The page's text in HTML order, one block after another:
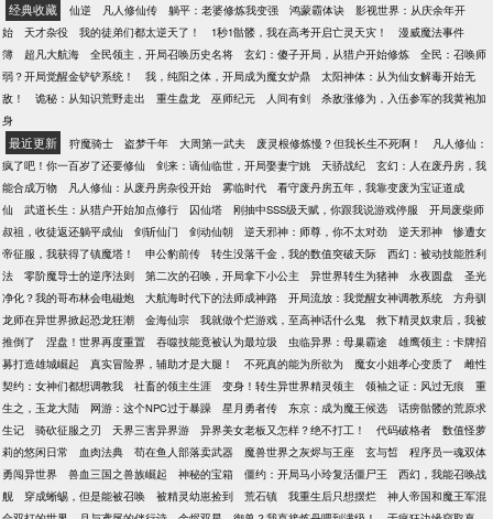
经典收藏 仙逆 凡人修仙传 躺平：老婆修炼我变强 鸿蒙霸体诀
影视世界：从庆余年开
始
天才杂役 我的徒弟们都太逆天了！ 1秒1骷髅，我在高考开启亡灵天灾！
漫威魔法事件
簿
超凡大航海 全民领主，开局召唤历史名将 玄幻：傻子开局，从猎户开始修炼
全民：召唤师
弱？开局觉醒金铲铲系统！
我，纯阳之体，开局成为魔女炉鼎
太阳神体：从为仙女解毒开始无
敌！
诡秘：从知识荒野走出 重生盘龙 巫师纪元 人间有剑
杀敌涨修为，入伍参军的我黄袍加
身
最近更新 狩魔骑士 盗梦千年 大周第一武夫 废灵根修炼慢？但我长生不死啊！
凡人修仙：
疯了吧！你一百岁了还要修仙
剑来：谪仙临世，开局娶妻宁姚 天骄战纪
玄幻：人在废丹房，我
能合成万物
凡人修仙：从废丹房杂役开始 雾临时代
看守废丹房五年，我靠变废为宝证道成
仙
武道长生：从猎户开始加点修行 囚仙塔 刚抽中SSS级天赋，你跟我说游戏停服
开局废柴师
叔祖，收徒返还躺平成仙
剑斩仙门 剑动仙朝 逆天邪神：师尊，你不太对劲 逆天邪神
惨遭女
帝征服，我获得了镇魔塔！
申公豹前传 转生没落千金，我的数值突破天际
西幻：被动技能胜利
法
零阶魔导士的逆序法则 第二次的召唤，开局拿下小公主 异世界转生为猪神 永夜圆盘
圣光
净化？我的哥布林会电磁炮
大航海时代下的法师成神路 开局流放：我觉醒女神调教系统
方舟驯
龙师在异世界掀起恐龙狂潮
金海仙宗 我就做个烂游戏，至高神话什么鬼
救下精灵奴隶后，我被
推倒了
涅盘！世界再度重置 吞噬技能竟被认为最垃圾 虫临异界：母巢霸途
雄鹰领主：卡牌招
募打造雄城崛起
真实冒险界，辅助才是大腿！ 不死真的能为所欲为 魔女小姐孝心变质了
雌性
契约：女神们都想调教我
社畜的领主生涯 变身！转生异世界精灵领主 领袖之证：风过无痕
重
生之，玉龙大陆
网游：这个NPC过于暴躁 星月勇者传 东京：成为魔王候选
话痨骷髅的荒原求
生记
骑砍征服之刃 天界三害异界游 异界美女老板又怎样？绝不打工！ 代码破格者
数值怪萝
莉的悠闲日常
血肉法典 苟在鱼人部落卖武器 魔兽世界之灰烬与王座 玄与皙
程序员一魂双体
勇闯异世界
兽血三国之兽族崛起 神秘的宝箱 僵约：开局马小玲复活僵尸王
西幻，我能召唤战
舰
穿成蜥蜴，但是能被召唤 被精灵幼崽捡到 荒石镇 我重生后只想摆烂
神人帝国和魔王军混